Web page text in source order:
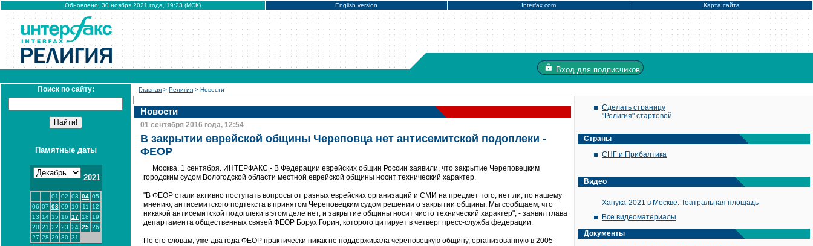
Обновлено: 30 ноября 2021 года, 19:23 (МСК) English version Interfax.com Карта сайта
Вход для подписчиков
Поиск по сайту:
Памятные даты
2021
01 02 03 04 05
06 07 08 09 10 11
12
13 14 15 16 17 18
19
20 21 22 23 24 25 26
27 28 29 30 31
Главная > Религия > Новости
Новости
01 сентября 2016 года, 12:54
В закрытии еврейской общины Череповца нет антисемитской подоплеки -
ФЕОР
Москва. 1 сентября. ИНТЕРФАКС - В Федерации еврейских общин России заявили, что закрытие Череповецким
городским судом Вологодской области местной еврейской общины носит технический характер.
"В ФЕОР стали активно поступать вопросы от разных еврейских организаций и СМИ на предмет того, нет ли, по нашему
мнению, антисемитского подтекста в принятом Череповецким судом решении о закрытии общины. Мы сообщаем, что
никакой антисемитской подоплеки в этом деле нет, и закрытие общины носит чисто технический характер", - заявил глава
департамента общественных связей ФЕОР Борух Горин, которого цитирует в четверг пресс-служба федерации.
По его словам, уже два года ФЕОР практически никак не поддерживала череповецкую общину, организованную в 2005
Сделать страницу
"Религия" стартовой
Страны
СНГ и Прибалтика
Видео
Ханука-2021 в Москве. Театральная площадь
Все видеоматериалы
Документы